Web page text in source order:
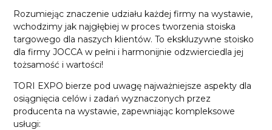
Rozumiejąc znaczenie udziału każdej firmy na wystawie,
wchodzimy jak najgłębiej w proces tworzenia stoiska
targowego dla naszych klientów. To ekskluzywne stoisko
dla firmy JOCCA w pełni i harmonijnie odzwierciedla jej
tożsamość i wartości!
TORI EXPO bierze pod uwagę najważniejsze aspekty dla
osiągnięcia celów i zadań wyznaczonych przez
producenta na wystawie, zapewniając kompleksowe
usługi: